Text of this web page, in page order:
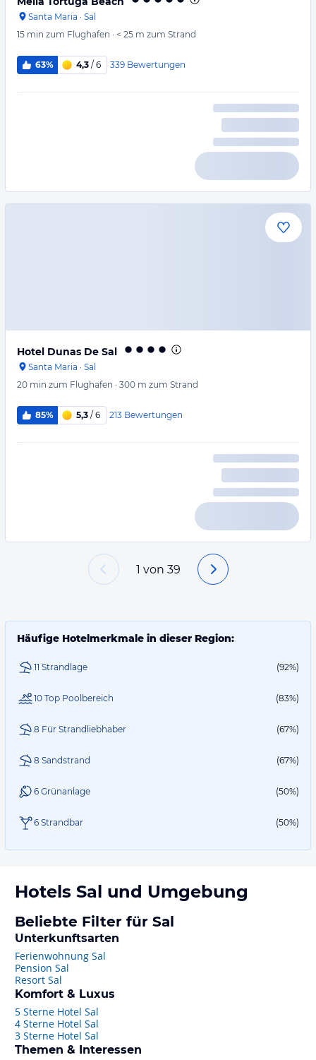
Santa Maria · Sal
15 min zum Flughafen · < 25 m zum Strand
63% 4,3 / 6 339 Bewertungen
Hotel Dunas De Sal
Santa Maria · Sal
20 min zum Flughafen · 300 m zum Strand
85% 5,3 / 6 213 Bewertungen
1 von 39
Häufige Hotelmerkmale in dieser Region:
11 Strandlage (92%)
10 Top Poolbereich (83%)
8 Für Strandliebhaber (67%)
8 Sandstrand (67%)
6 Grünanlage (50%)
6 Strandbar (50%)
Hotels Sal und Umgebung
Beliebte Filter für Sal
Unterkunftsarten
Ferienwohnung Sal
Pension Sal
Resort Sal
Komfort & Luxus
5 Sterne Hotel Sal
4 Sterne Hotel Sal
3 Sterne Hotel Sal
Themen & Interessen